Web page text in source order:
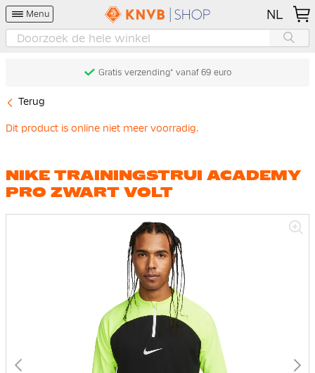
Menu NL
Gratis verzending* vanaf 69 euro
Terug
Dit product is online niet meer voorradig.
NIKE TRAININGSTRUI ACADEMY
PRO ZWART VOLT